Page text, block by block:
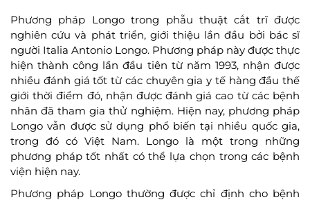
Phương pháp Longo trong phẫu thuật cắt trĩ được
nghiên cứu và phát triển, giới thiệu lần đầu bởi bác sĩ
người Italia Antonio Longo. Phương pháp này được thực
hiện thành công lần đầu tiên từ năm 1993, nhận được
nhiều đánh giá tốt từ các chuyên gia y tế hàng đầu thế
giới thời điểm đó, nhận được đánh giá cao từ các bệnh
nhân đã tham gia thử nghiệm. Hiện nay, phương pháp
Longo vẫn được sử dụng phổ biến tại nhiều quốc gia,
trong đó có Việt Nam. Longo là một trong những
phương pháp tốt nhất có thể lựa chọn trong các bệnh
viện hiện nay.
Phương pháp Longo thường được chỉ định cho bệnh